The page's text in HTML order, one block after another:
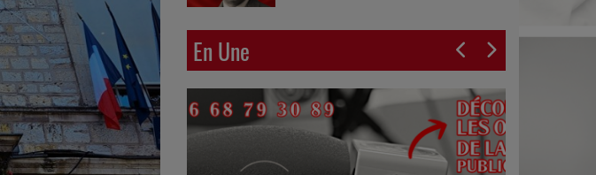
En Une